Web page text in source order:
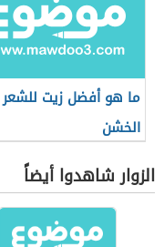
ما هو أفضل زيت للشعر
الخشن
الزوار شاهدوا أيضاً